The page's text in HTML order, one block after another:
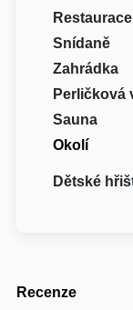
Restaurace
Snídaně
Zahrádka
Perličková
Sauna
Okolí
Dětské
Recenze